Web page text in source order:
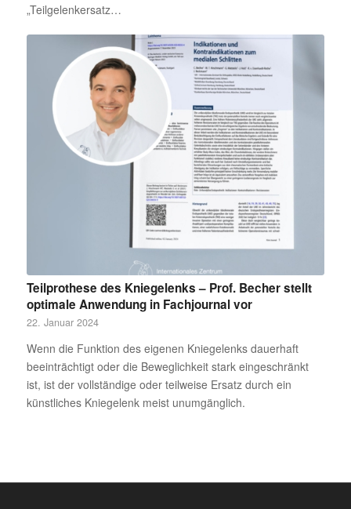
„Teilgelenkersatz…
Teilprothese des Kniegelenks – Prof. Becher stellt
optimale Anwendung in Fachjournal vor
22. Januar 2024
Wenn die Funktion des eigenen Kniegelenks dauerhaft
beeinträchtigt oder die Beweglichkeit stark eingeschränkt
ist, ist der vollständige oder teilweise Ersatz durch ein
künstliches Kniegelenk meist unumgänglich.